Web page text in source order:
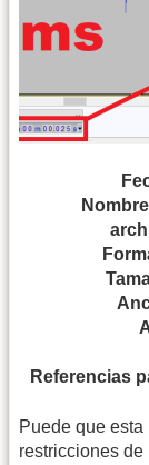
Referencias
Puede que
restricciones de